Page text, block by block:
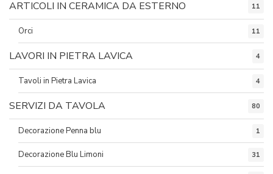
ARTICOLI IN CERAMICA DA ESTERNO 11
Orci 11
LAVORI IN PIETRA LAVICA 4
Tavoli in Pietra Lavica 4
SERVIZI DA TAVOLA 80
Decorazione Penna blu 1
Decorazione Blu Limoni 31